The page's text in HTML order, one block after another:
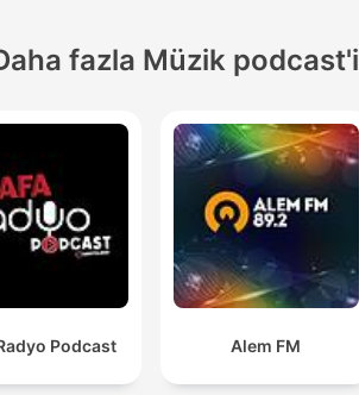
fazla Müzik podcast'i
Podcast Alem FM